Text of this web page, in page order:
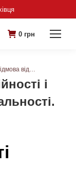
0 грн
і
від…